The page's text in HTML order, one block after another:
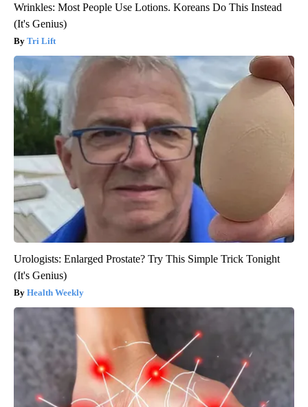
Wrinkles: Most People Use Lotions. Koreans Do This Instead
(It's Genius)
Tri Lift
Urologists: Enlarged Prostate? Try This Simple Trick Tonight
(It's Genius)
Health Weekly